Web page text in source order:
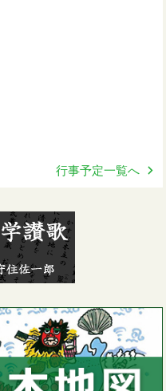
行事予定一覧へ